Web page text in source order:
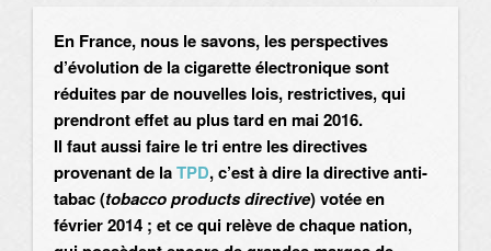
En France, nous le savons, les perspectives
d’évolution de la cigarette électronique sont
réduites par de nouvelles lois, restrictives, qui
prendront effet au plus tard en mai 2016.
Il faut aussi faire le tri entre les directives
provenant de laTPD, c’est à dire la directive anti-
tabac (tobacco products directive) votée en
février 2014 ; et ce qui relève de chaque nation,